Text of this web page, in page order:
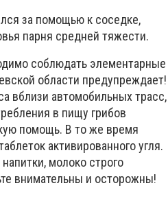
за помощью к соседке,
парня средней тяжести.
соблюдать элементарные
области предупреждает!
вблизи автомобильных трасс,
в пищу грибов
помощь. В то же время
активированного угля.
молоко строго
внимательны и осторожны!